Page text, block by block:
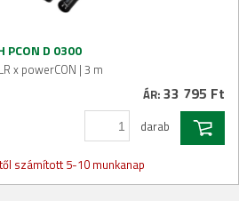
PCON D 0300
x powerCON | 3 m
ÁR: 33 795 Ft
darab
számított 5-10 munkanap